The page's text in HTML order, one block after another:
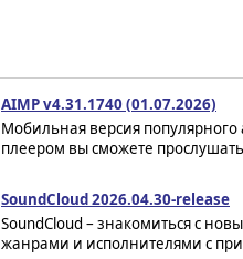
AIMP v4.31.1740 (01.07.2026)
Мобильная версия
плеером вы сможете
SoundCloud 2026.04.30-release
SoundCloud – знакомиться с
жанрами и исполнителями с